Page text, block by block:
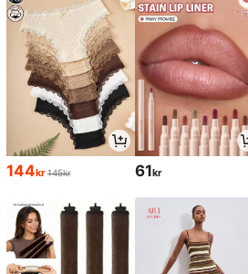
144kr 145kr 61kr